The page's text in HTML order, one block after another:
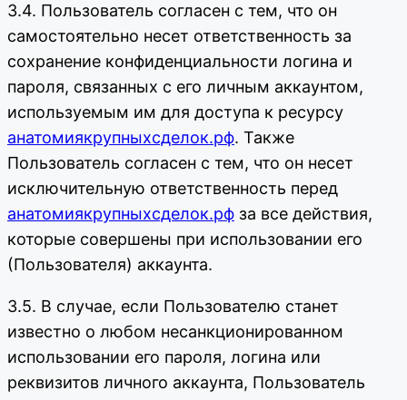
3.4. Пользователь согласен с тем, что он
самостоятельно несет ответственность за
сохранение конфиденциальности логина и
пароля, связанных с его личным аккаунтом,
используемым им для доступа к ресурсу
анатомиякрупныхсделок.рф. Также
Пользователь согласен с тем, что он несет
исключительную ответственность перед
анатомиякрупныхсделок.рф за все действия,
которые совершены при использовании его
(Пользователя) аккаунта.
3.5. В случае, если Пользователю станет
известно о любом несанкционированном
использовании его пароля, логина или
реквизитов личного аккаунта, Пользователь